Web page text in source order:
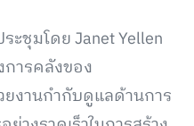
ะชุมโดย Janet Yellen
การคลังของ
งานกำกับดูแลด้านการ